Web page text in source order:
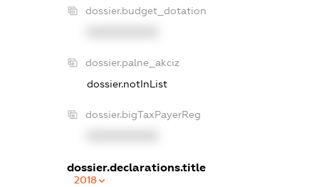
dossier.budget_dotation
dossier.palne_akciz
dossier.notInList
dossier.bigTaxPayerReg
dossier.declarations.title
2018